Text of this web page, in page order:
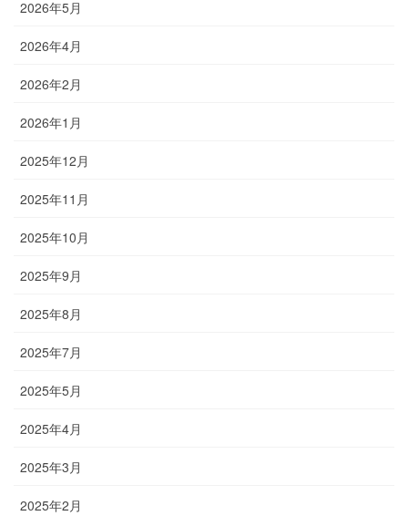
2026年5月
2026年4月
2026年2月
2026年1月
2025年12月
2025年11月
2025年10月
2025年9月
2025年8月
2025年7月
2025年5月
2025年4月
2025年3月
2025年2月